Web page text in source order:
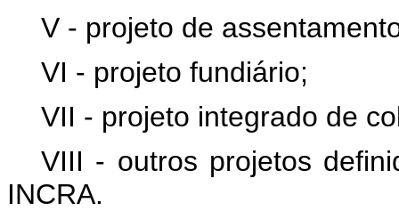
V - projeto de
VI - projeto fundiário;
VII - projeto integrado de
VIII - outros projetos
INCRA.